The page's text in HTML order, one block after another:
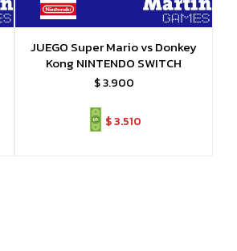
JUEGO Super Mario vs Donkey
Kong NINTENDO SWITCH
$3.900
$3.510